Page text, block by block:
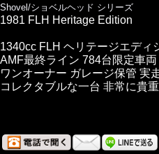
Shovel/ショベルヘッド シリーズ
1981 FLH Heritage Edition
1340cc FLH ヘリテージエディ
AMF最終ライン 784台限定車
ワンオーナー ガレージ保管 実
コレクタブルな一台 非常に貴